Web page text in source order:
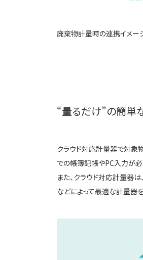
廃棄物計量時の連携イメー
“量るだけ”の簡単
クラウド対応計量器で対象
での帳簿記帳やPC入力が必
また、クラウド対応計量器
などによって最適な計量器